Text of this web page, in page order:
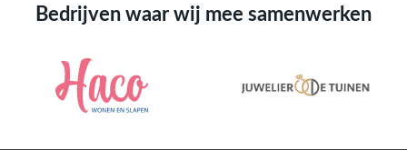
Bedrijven waar wij mee samenwerken